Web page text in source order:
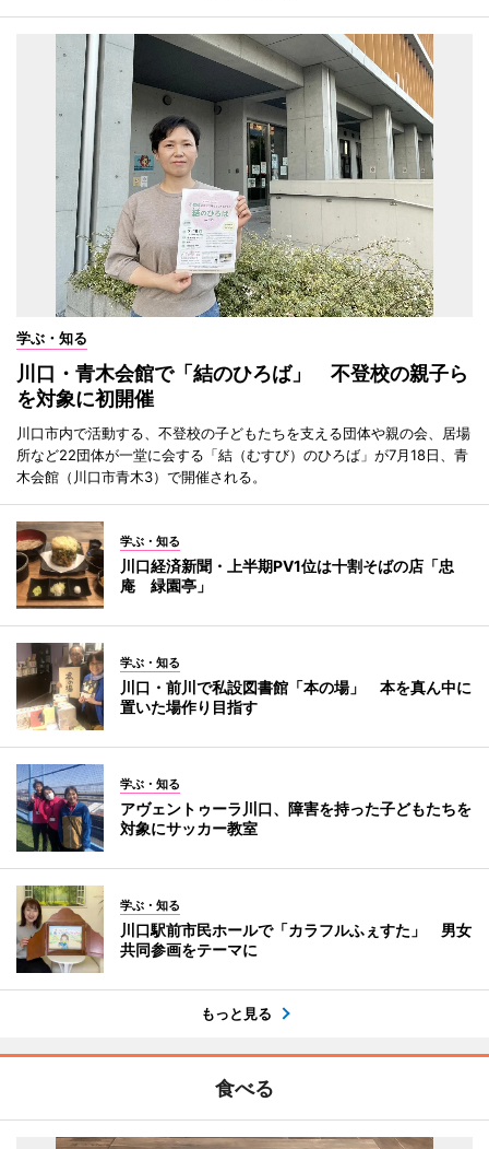
学ぶ・知る
川口・青木会館で「結のひろば」 不登校の親子ら
を対象に初開催
川口市内で活動する、不登校の子どもたちを支える団体や親の会、居場
所など22団体が一堂に会する「結（むすび）のひろば」が7月18日、青
木会館（川口市青木3）で開催される。
学ぶ・知る
川口経済新聞・上半期PV1位は十割そばの店「忠
庵 緑園亭」
学ぶ・知る
川口・前川で私設図書館「本の場」 本を真ん中に
置いた場作り目指す
学ぶ・知る
アヴェントゥーラ川口、障害を持った子どもたちを
対象にサッカー教室
学ぶ・知る
川口駅前市民ホールで「カラフルふぇすた」 男女
共同参画をテーマに
もっと見る
食べる